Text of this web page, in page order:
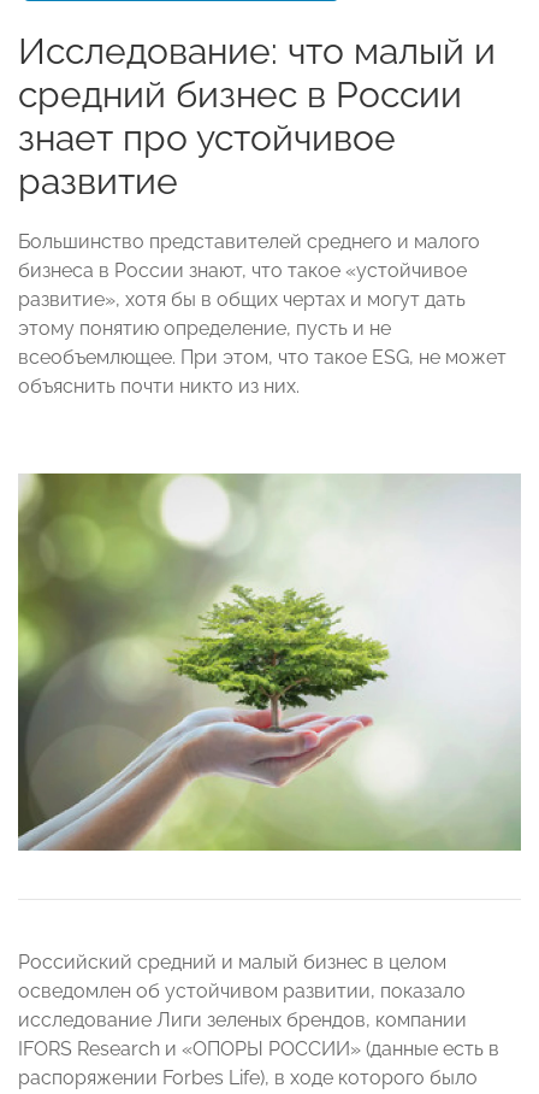
Исследование: что малый и
средний бизнес в России
знает про устойчивое
развитие
Большинство представителей среднего и малого
бизнеса в России знают, что такое «устойчивое
развитие», хотя бы в общих чертах и могут дать
этому понятию определение, пусть и не
всеобъемлющее. При этом, что такое ESG, не может
объяснить почти никто из них.
Российский средний и малый бизнес в целом
осведомлен об устойчивом развитии, показало
исследование Лиги зеленых брендов, компании
IFORS Research и «ОПОРЫ РОССИИ» (данные есть в
распоряжении Forbes Life), в ходе которого было